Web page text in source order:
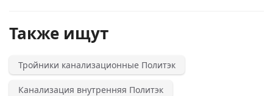
Также ищут
Тройники канализационные Политэк
Канализация внутренняя Политэк